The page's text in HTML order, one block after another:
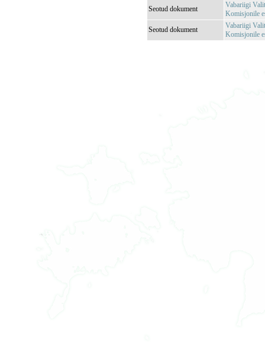
Seotud dokument
Vabariigi
Komisjonile
Seotud dokument
Vabariigi
Komisjonile